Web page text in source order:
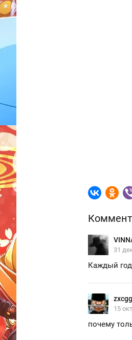
31
Каждый
zxcgg
15
почему